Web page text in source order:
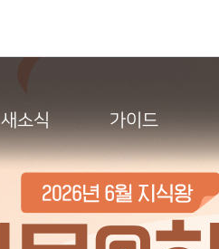
새소식 가이드